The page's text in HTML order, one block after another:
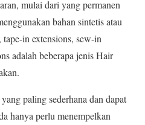
mulai dari yang permanen
bahan sintetis atau
in extensions, sew-in
adalah beberapa jenis Hair
paling sederhana dan dapat
hanya perlu menempelkan